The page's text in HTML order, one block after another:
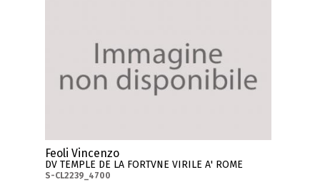
Feoli Vincenzo
DV TEMPLE DE LA FORTVNE VIRILE A' ROME
S-CL2239_4700